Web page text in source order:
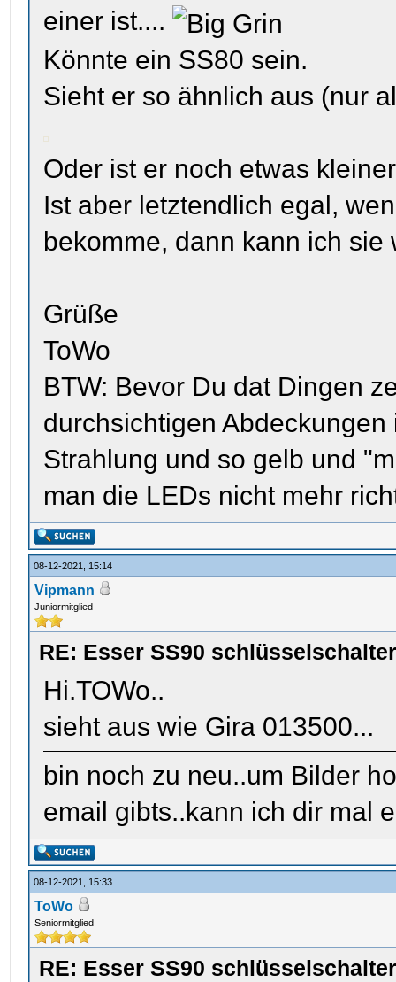
einer ist....
Könnte ein SS80 sein.
Sieht er so ähnlich aus (nur
Oder ist er noch etwas
Ist aber letztendlich egal,
bekomme, dann kann ich
Grüße
ToWo
BTW: Bevor Du dat Dingen
durchsichtigen
Strahlung und so gelb und
man die LEDs nicht mehr
08-12-2021, 15:14
Vipmann
Juniormitglied
RE: Esser SS90
Hi.TOWo..
sieht aus wie Gira 013500...
bin noch zu neu..um Bilder
email gibts..kann ich dir mal
08-12-2021, 15:33
ToWo
Seniormitglied
RE: Esser SS90